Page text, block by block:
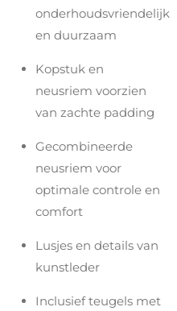
onderhoudsvriendelijk
en duurzaam
Kopstuk en
neusriem voorzien
van zachte padding
Gecombineerde
neusriem voor
optimale controle en
comfort
Lusjes en details van
kunstleder
Inclusief teugels met